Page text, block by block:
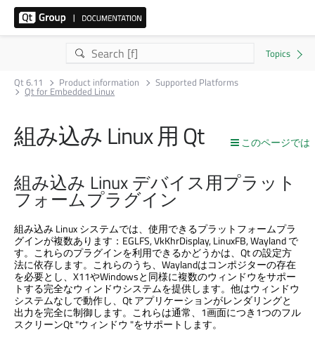
Qt 6.11 Product information Supported Platforms
Qt for Embedded Linux
このページでは
組み込み Linux 用 Qt
組み込み Linux デバイス用プラット
フォームプラグイン
組み込み Linux システムでは、使用できるプラットフォームプラ
グインが複数あります：EGLFS, VkKhrDisplay, LinuxFB, Wayland で
す。これらのプラグインを利用できるかどうかは、Qt の設定方
法に依存します。これらのうち、Waylandはコンポジターの存在
を必要とし、X11やWindowsと同様に複数のウィンドウをサポー
トする完全なウィンドウシステムを提供します。他はウィンドウ
システムなしで動作し、Qt アプリケーションがレンダリングと
出力を完全に制御します。これらは通常、1画面につき1つのフル
スクリーンQt "ウィンドウ "をサポートします。